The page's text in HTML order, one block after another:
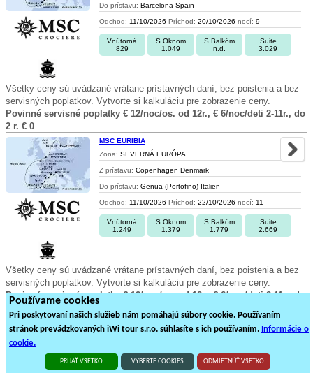
Používame cookies
Pri poskytovaní našich služieb nám pomáhajú súbory cookie. Používaním
stránok prevádzkovaných iWi tour s.r.o. súhlasíte s ich používaním. Informácie o
cookie.
PRIJAŤ VŠETKO VYBERTE COOKIES ODMIETNÚŤ VŠETKO
Do prístavu: Barcelona Spain
Odchod: 11/10/2026 Príchod: 20/10/2026 nocí: 9
Vnútorná
829
S Oknom
1.049
S Balkóm
n.d.
Suite
3.029
Všetky ceny sú uvádzané vrátane prístavných daní, bez poistenia a bez
servisných poplatkov. Vytvorte si kalkuláciu pre zobrazenie ceny.
Povinné servisné poplatky € 12/noc/os. od 12r., € 6/noc/deti 2-11r., do
2 r. € 0
MSC EURIBIA
Zona: SEVERNÁ EURÓPA
Z prístavu: Copenhagen Denmark
Do prístavu: Genua (Portofino) Italien
Odchod: 11/10/2026 Príchod: 22/10/2026 nocí: 11
Vnútorná
1.249
S Oknom
1.379
S Balkóm
1.779
Suite
2.669
Všetky ceny sú uvádzané vrátane prístavných daní, bez poistenia a bez
servisných poplatkov. Vytvorte si kalkuláciu pre zobrazenie ceny.
Povinné servisné poplatky € 12/noc/os. od 12r., € 6/noc/deti 2-11r., do
1 2 3 4 5 6 7 8 9
372plavieb loďou na19stránkách